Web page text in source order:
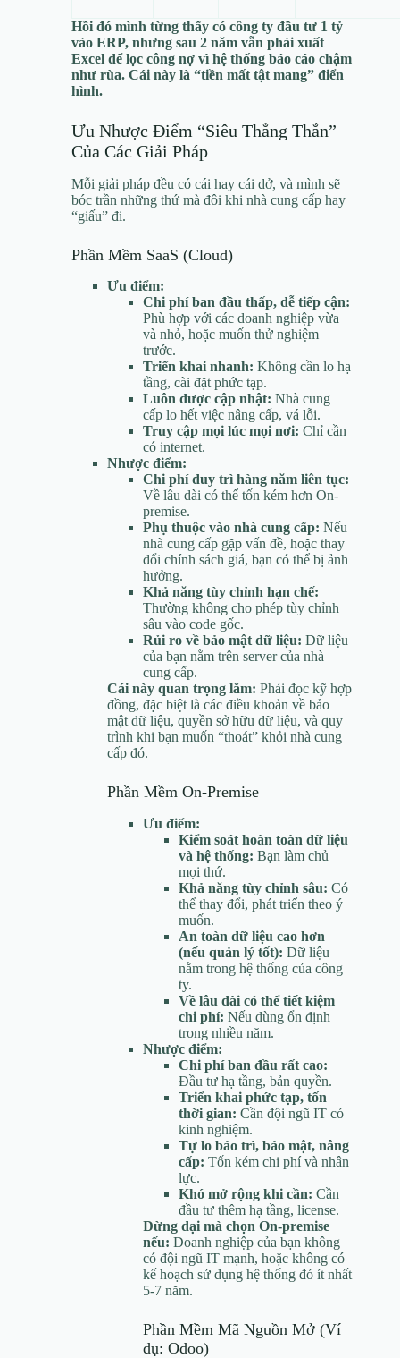
Hồi đó mình từng thấy có công ty đầu tư 1 tỷ
vào ERP, nhưng sau 2 năm vẫn phải xuất
Excel để lọc công nợ vì hệ thống báo cáo chậm
như rùa. Cái này là “tiền mất tật mang” điển
hình.
Ưu Nhược Điểm “Siêu Thẳng Thắn”
Của Các Giải Pháp
Mỗi giải pháp đều có cái hay cái dở, và mình sẽ
bóc trần những thứ mà đôi khi nhà cung cấp hay
“giấu” đi.
Phần Mềm SaaS (Cloud)
Ưu điểm:
Chi phí ban đầu thấp, dễ tiếp cận:
Phù hợp với các doanh nghiệp vừa
và nhỏ, hoặc muốn thử nghiệm
trước.
Triển khai nhanh: Không cần lo hạ
tầng, cài đặt phức tạp.
Luôn được cập nhật: Nhà cung
cấp lo hết việc nâng cấp, vá lỗi.
Truy cập mọi lúc mọi nơi: Chỉ cần
có internet.
Nhược điểm:
Chi phí duy trì hàng năm liên tục:
Về lâu dài có thể tốn kém hơn On-
premise.
Phụ thuộc vào nhà cung cấp: Nếu
nhà cung cấp gặp vấn đề, hoặc thay
đổi chính sách giá, bạn có thể bị ảnh
hưởng.
Khả năng tùy chỉnh hạn chế:
Thường không cho phép tùy chỉnh
sâu vào code gốc.
Rủi ro về bảo mật dữ liệu: Dữ liệu
của bạn nằm trên server của nhà
cung cấp.
Cái này quan trọng lắm: Phải đọc kỹ hợp
đồng, đặc biệt là các điều khoản về bảo
mật dữ liệu, quyền sở hữu dữ liệu, và quy
trình khi bạn muốn “thoát” khỏi nhà cung
cấp đó.
Phần Mềm On-Premise
Ưu điểm:
Kiểm soát hoàn toàn dữ liệu
và hệ thống: Bạn làm chủ
mọi thứ.
Khả năng tùy chỉnh sâu: Có
thể thay đổi, phát triển theo ý
muốn.
An toàn dữ liệu cao hơn
(nếu quản lý tốt): Dữ liệu
nằm trong hệ thống của công
ty.
Về lâu dài có thể tiết kiệm
chi phí: Nếu dùng ổn định
trong nhiều năm.
Nhược điểm:
Chi phí ban đầu rất cao:
Đầu tư hạ tầng, bản quyền.
Triển khai phức tạp, tốn
thời gian: Cần đội ngũ IT có
kinh nghiệm.
Tự lo bảo trì, bảo mật, nâng
cấp: Tốn kém chi phí và nhân
lực.
Khó mở rộng khi cần: Cần
đầu tư thêm hạ tầng, license.
Đừng dại mà chọn On-premise
nếu: Doanh nghiệp của bạn không
có đội ngũ IT mạnh, hoặc không có
kế hoạch sử dụng hệ thống đó ít nhất
5-7 năm.
Phần Mềm Mã Nguồn Mở (Ví
dụ: Odoo)